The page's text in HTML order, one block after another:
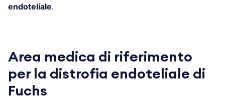
endoteliale.
Area medica di riferimento
per la distrofia endoteliale di
Fuchs